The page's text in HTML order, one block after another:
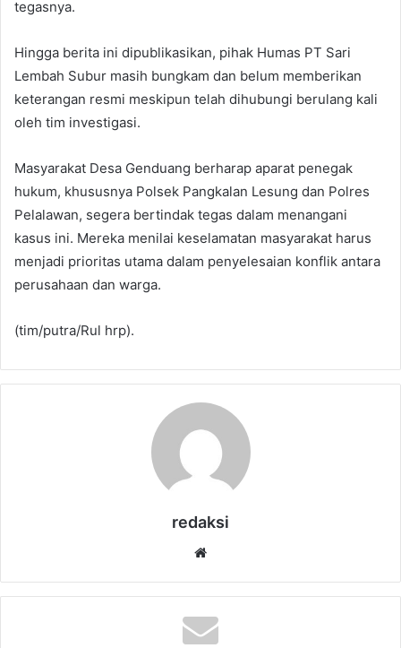
tegasnya.
Hingga berita ini dipublikasikan, pihak Humas PT Sari
Lembah Subur masih bungkam dan belum memberikan
keterangan resmi meskipun telah dihubungi berulang kali
oleh tim investigasi.
Masyarakat Desa Genduang berharap aparat penegak
hukum, khususnya Polsek Pangkalan Lesung dan Polres
Pelalawan, segera bertindak tegas dalam menangani
kasus ini. Mereka menilai keselamatan masyarakat harus
menjadi prioritas utama dalam penyelesaian konflik antara
perusahaan dan warga.
(tim/putra/Rul hrp).
redaksi